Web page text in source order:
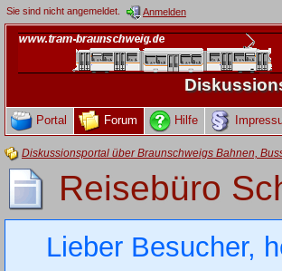
Sie sind nicht angemeldet. Anmelden
Portal Forum Hilfe
Diskussionsportal über Braunschweigs Bahnen,
Reisebüro
Lieber Besucher,